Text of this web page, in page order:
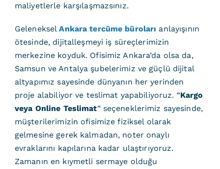
maliyetlerle karşılaşmazsınız.
GelenekselAnkara tercüme büroları anlayışının
ötesinde, dijitalleşmeyi iş süreçlerimizin
merkezine koyduk. Ofisimiz Ankara’da olsa da,
Samsun ve Antalya şubelerimiz ve güçlü dijital
altyapımız sayesinde dünyanın her yerinden
proje alabiliyor ve teslimat yapabiliyoruz. “Kargo
veya Online Teslimat” seçeneklerimiz sayesinde,
müşterilerimizin ofisimize fiziksel olarak
gelmesine gerek kalmadan, noter onaylı
evraklarını kapılarına kadar ulaştırıyoruz.
Zamanın en kıymetli sermaye olduğu